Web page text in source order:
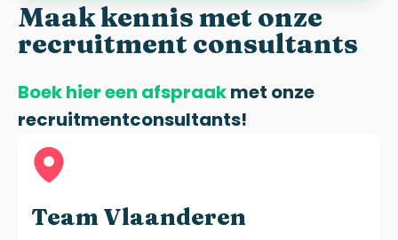
Maak kennis met onze
recruitment consultants
Boek hier een afspraakmet onze
recruitmentconsultants!
Team Vlaanderen